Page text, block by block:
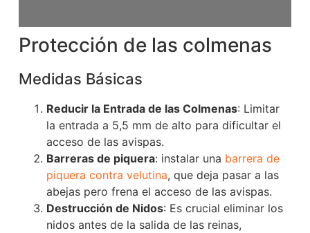
Protección de las colmenas
Medidas Básicas
Reducir la Entrada de las Colmenas: Limitar
la entrada a 5,5 mm de alto para dificultar el
acceso de las avispas.
Barreras de piquera: instalar una barrera de
piquera contra velutina, que deja pasar a las
abejas pero frena el acceso de las avispas.
Destrucción de Nidos: Es crucial eliminar los
nidos antes de la salida de las reinas,